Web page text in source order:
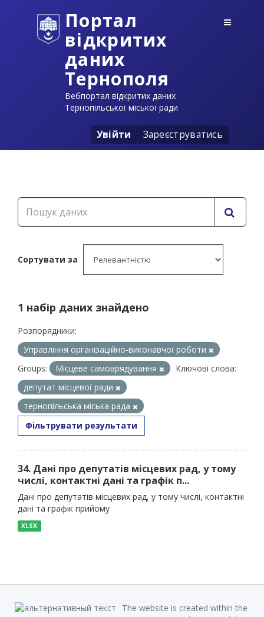
Портал
відкритих
даних
Тернополя
Вебпортал відкритих даних
Тернопільської міської ради
Увійти Зареєструватись
Сортувати за
1 набір даних знайдено
Розпорядники:
Управління організаційно-виконавчої роботи
Groups:
Місцеве самоврядування
Ключові слова:
депутат місцевої ради
тернопільська міська рада
Фільтрувати результати
34. Дані про депутатів місцевих рад, у тому
числі, контактні дані та графік п...
Дані про депутатів місцевих рад, у тому числі, контактні
дані та графік прийому
XLSX
The website is created within the